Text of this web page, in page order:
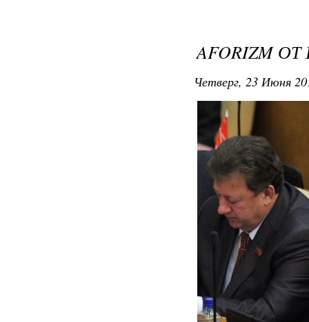
AFORIZM
Четверг, 23 Июня